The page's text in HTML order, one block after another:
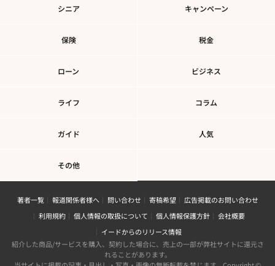
シニア キャンペーン
保険 税金
ローン ビジネス
ライフ コラム
ガイド 人気
その他
著者一覧 報道関係者様へ 問い合わせ 寄稿希望
広告掲載のお問い合わせ
利用規約
個人情報の取扱について 個人情報保護方針
会社概要
イードからのリリース情報
紹介した商品/サービスを購入、契約した場合に、売上の一部が弊社サイトに還元さ
れることがあります。